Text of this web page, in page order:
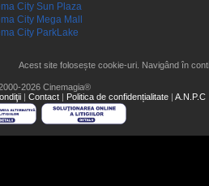
City Sun Plaza
City Mega Mall
City ParkLake
Acest site folosește cookie-uri. Navigând în
2026 Cinemagia®
| Contact | Politica de confidențialitate | A.N.P.C